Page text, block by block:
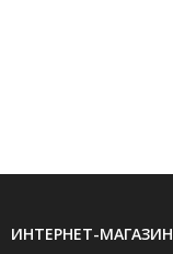
ИНТЕРНЕТ-МАГАЗИН